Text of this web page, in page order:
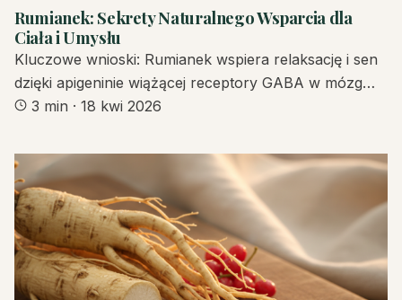
Rumianek: Sekrety Naturalnego Wsparcia dla
Ciała i Umysłu
Kluczowe wnioski: Rumianek wspiera relaksację i sen
dzięki apigeninie wiążącej receptory GABA w mózg…
3 min · 18 kwi 2026